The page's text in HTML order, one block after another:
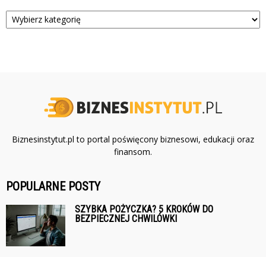
Kategorie
Biznesinstytut.pl to portal poświęcony biznesowi, edukacji oraz
finansom.
POPULARNE POSTY
SZYBKA POŻYCZKA? 5 KROKÓW DO
BEZPIECZNEJ CHWILÓWKI